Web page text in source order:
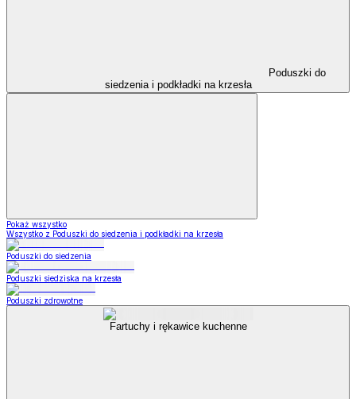
Poduszki do
siedzenia i podkładki na krzesła
Pokaż wszystko
Wszystko z Poduszki do siedzenia i podkładki na krzesła
Poduszki do siedzenia
Poduszki siedziska na krzesła
Poduszki zdrowotne
Fartuchy i rękawice kuchenne